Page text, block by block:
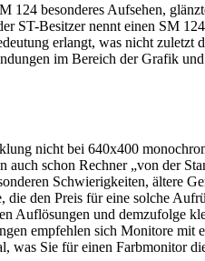
besonderes Aufsehen,
Besitzer nennt einen SM
erlangt, was nicht
im Bereich der Grafik
nicht bei 640x400
schon Rechner „von der
Schwierigkeiten, ältere
den Preis für eine solche
Auflösungen und demzufolge
empfehlen sich Monitore
Sie für einen Farbmonitor